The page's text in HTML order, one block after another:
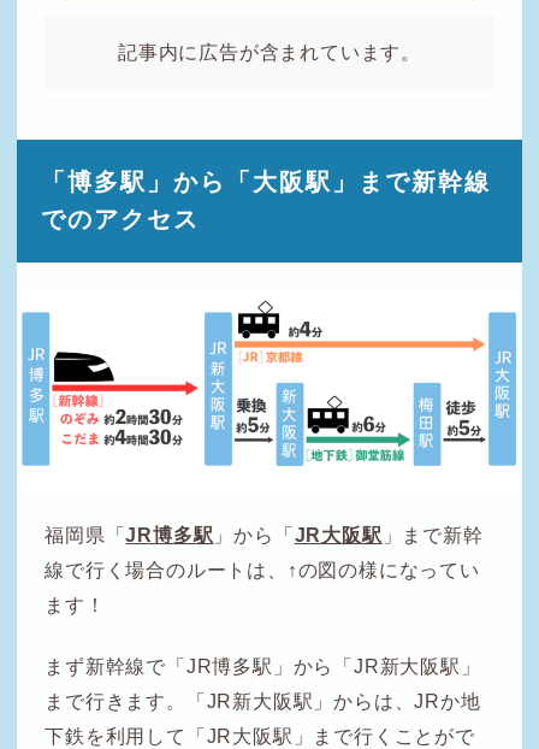
記事内に広告が含まれています。
「博多駅」から「大阪駅」まで新幹線
でのアクセス
福岡県「JR博多駅 」から「 JR大阪駅 」まで新幹
線で行く場合のルートは、↑の図の様になってい
ます！
まず新幹線で「JR博多駅」から「JR新大阪駅」
まで行きます。「JR新大阪駅」からは、JRか地
下鉄を利用して「JR大阪駅」まで行くことがで